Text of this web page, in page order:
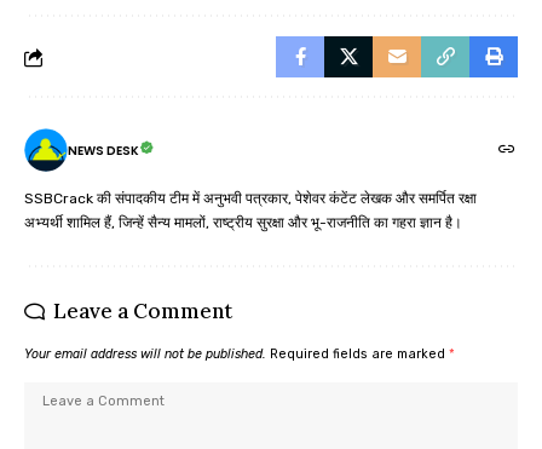
NEWS DESK
SSBCrack की संपादकीय टीम में अनुभवी पत्रकार, पेशेवर कंटेंट लेखक और समर्पित रक्षा
अभ्यर्थी शामिल हैं, जिन्हें सैन्य मामलों, राष्ट्रीय सुरक्षा और भू-राजनीति का गहरा ज्ञान है।
Leave a Comment
Your email address will not be published. Required fields are marked *